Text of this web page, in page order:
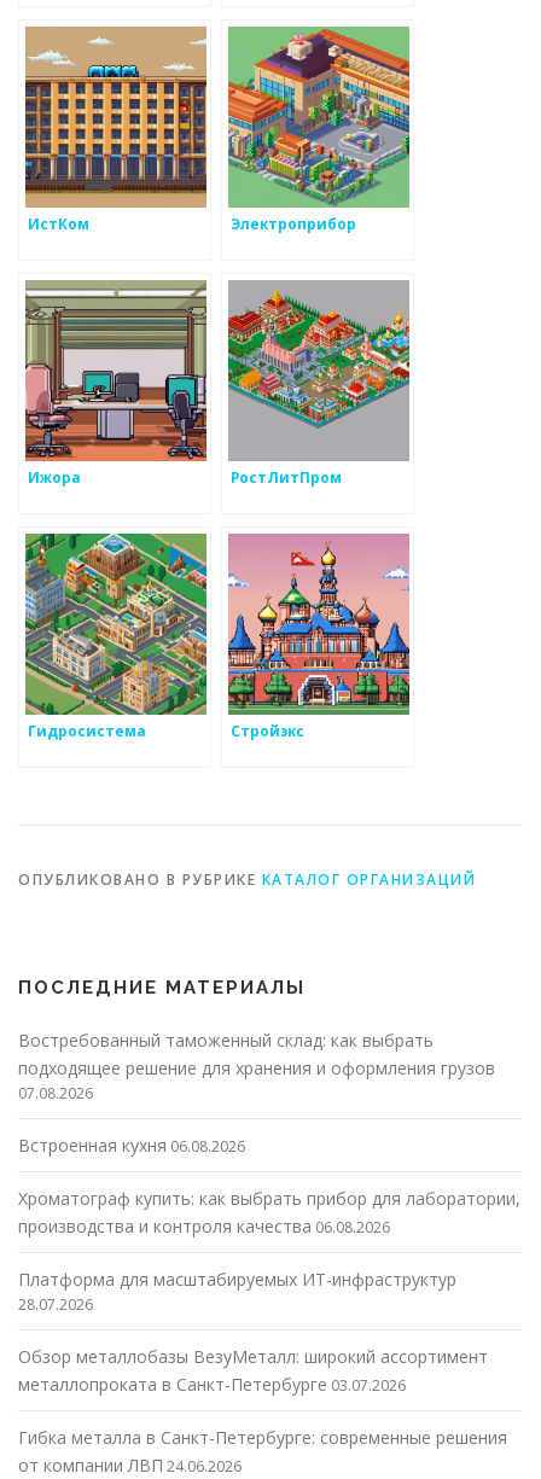
ИстКом Электроприбор
Ижора РостЛитПром
Гидросистема Стройэкс
ОПУБЛИКОВАНО В РУБРИКЕ КАТАЛОГ ОРГАНИЗАЦИЙ
ПОСЛЕДНИЕ МАТЕРИАЛЫ
Востребованный таможенный склад: как выбрать
подходящее решение для хранения и оформления грузов
07.08.2026
Встроенная кухня 06.08.2026
Хроматограф купить: как выбрать прибор для лаборатории,
производства и контроля качества 06.08.2026
Платформа для масштабируемых ИТ-инфраструктур
28.07.2026
Обзор металлобазы ВезуМеталл: широкий ассортимент
металлопроката в Санкт-Петербурге 03.07.2026
Гибка металла в Санкт-Петербурге: современные решения
от компании ЛВП 24.06.2026